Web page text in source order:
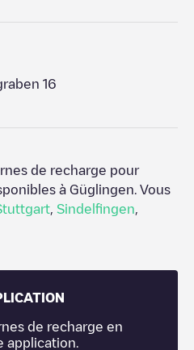
16
de recharge pour
à Güglingen . Vous
Sindelfingen
de recharge en
application.